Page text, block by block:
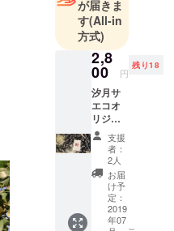
❤️"すっぽん
小町"ていね
い通販 占い
が届きま
す(All-in
方式)
2,8
00 円
残り18
汐月サ
エコオ
リジナ
ルコー
チング
カード
KI-ZU-
KIを引
いて、
あなた
のご支
支援
者：
2人
お届
け予
定：
2019
年07